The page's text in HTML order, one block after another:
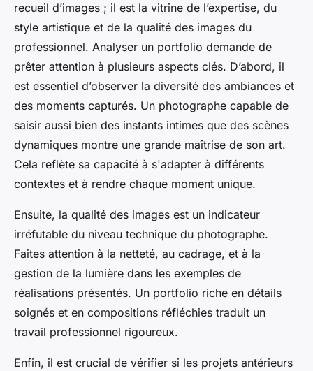
recueil d’images ; il est la vitrine de l’expertise, du
style artistique et de la qualité des images du
professionnel. Analyser un portfolio demande de
prêter attention à plusieurs aspects clés. D’abord, il
est essentiel d’observer la diversité des ambiances et
des moments capturés. Un photographe capable de
saisir aussi bien des instants intimes que des scènes
dynamiques montre une grande maîtrise de son art.
Cela reflète sa capacité à s'adapter à différents
contextes et à rendre chaque moment unique.
Ensuite, la qualité des images est un indicateur
irréfutable du niveau technique du photographe.
Faites attention à la netteté, au cadrage, et à la
gestion de la lumière dans les exemples de
réalisations présentés. Un portfolio riche en détails
soignés et en compositions réfléchies traduit un
travail professionnel rigoureux.
Enfin, il est crucial de vérifier si les projets antérieurs